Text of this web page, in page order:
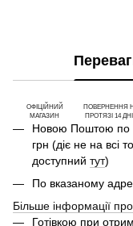
ОФІЦІЙНИЙ
МАГАЗИН
ПОВЕРНЕННЯ
ПРОТЯЗІ 14
Новою Поштою по
грн (діє не на всі
доступний тут)
По вказаному
Більше інформації
Готівкою при